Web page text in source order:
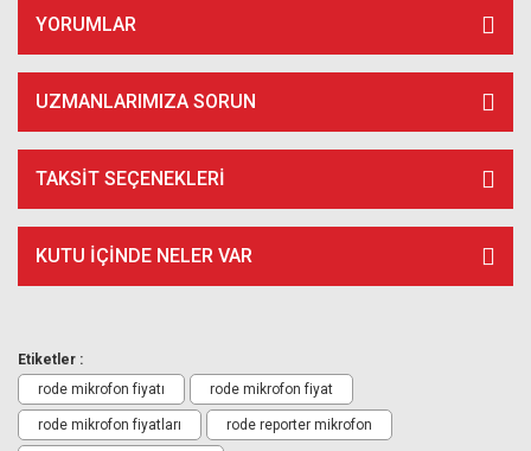
YORUMLAR
UZMANLARIMIZA SORUN
TAKSIT SEÇENEKLERI
KUTU İÇİNDE NELER VAR
Etiketler :
rode mikrofon fiyatı
rode mikrofon fiyat
rode mikrofon fiyatları rode reporter mikrofon